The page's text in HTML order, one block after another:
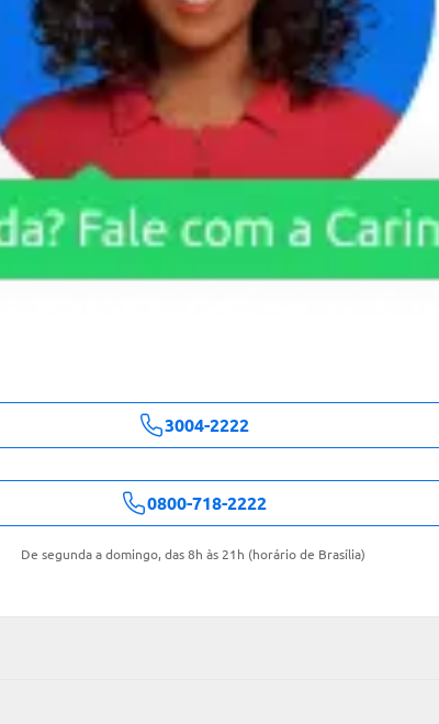
3004-2222
0800-718-2222
De segunda a domingo, das 8h às 21h (horário de Brasília)